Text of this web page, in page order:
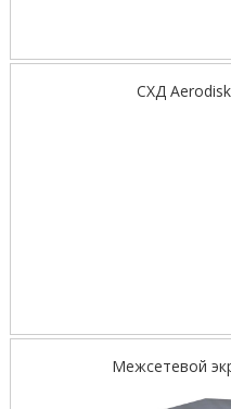
СХД
Межсетевой